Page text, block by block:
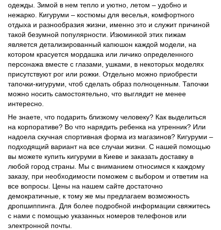
одежды. Зимой в нем тепло и уютно, летом – удобно и
нежарко. Кигуруми – костюмы для веселья, комфортного
отдыха и разнообразия жизни, именно это и служит причиной
такой безумной популярности. Изюминкой этих пижам
является детализированный капюшон каждой модели, на
котором красуется мордашка или личико определенного
персонажа вместе с глазами, ушками, в некоторых моделях
присутствуют рог или рожки. Отдельно можно приобрести
тапочки-кигуруми, чтоб сделать образ полноценным. Тапочки
можно носить самостоятельно, что выглядит не менее
интересно.
Не знаете, что подарить близкому человеку? Как выделиться
на корпоративе? Во что нарядить ребенка на утренник? Или
надоела скучная спортивная форма из магазинов? Кигуруми –
подходящий вариант на все случаи жизни. С нашей помощью
вы можете купить кигуруми в Киеве и заказать доставку в
любой город страны. Мы с вниманием относимся к каждому
заказу, при необходимости поможем с выбором и ответим на
все вопросы. Цены на нашем сайте достаточно
демократичные, к тому же мы предлагаем возможность
дропшиппинга. Для более подробной информации свяжитесь
с нами с помощью указанных номеров телефонов или
электронной почты.